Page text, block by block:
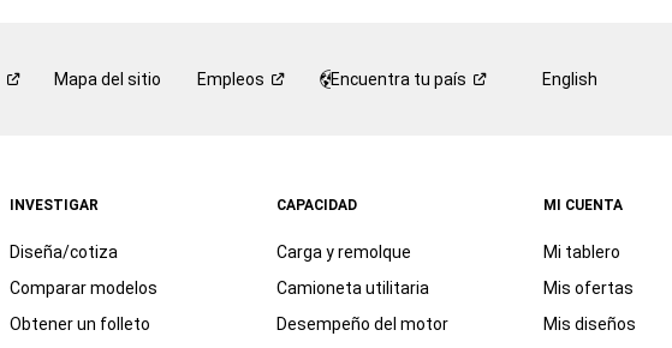
Mapa del sitio Empleos Encuentra tu país English
INVESTIGAR
Diseña/cotiza
Comparar modelos
Obtener un folleto
CAPACIDAD
Carga y remolque
Camioneta utilitaria
Desempeño del motor
MI CUENTA
Mi tablero
Mis ofertas
Mis diseños